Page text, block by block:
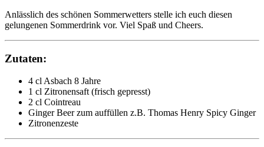
Anlässlich des schönen Sommerwetters stelle ich euch diesen
gelungenen Sommerdrink vor. Viel Spaß und Cheers.
Zutaten:
4 cl Asbach 8 Jahre
1 cl Zitronensaft (frisch gepresst)
2 cl Cointreau
Ginger Beer zum auffüllen z.B. Thomas Henry Spicy Ginger
Zitronenzeste